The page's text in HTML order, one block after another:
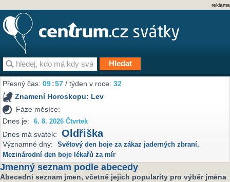
reklama
Přesný čas:09:57 / týden v roce:32
Znamení Horoskopu: Lev
Fáze měsíce:
Dnes je:
6. 8. 2026 Čtvrtek
Dnes má svátek: Oldřiška
Významné dny: Světový den boje za zákaz jaderných zbraní,
Mezinárodní den boje lékařů za mír
Jmenný seznam podle abecedy
Abecední seznam jmen, včetně jejich popularity pro výběr jména